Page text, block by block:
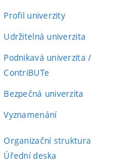
Profil univerzity
Udržitelná univerzita
Podnikavá univerzita /
ContriBUTe
Bezpečná univerzita
Vyznamenání
Organizační struktura
Úřední deska